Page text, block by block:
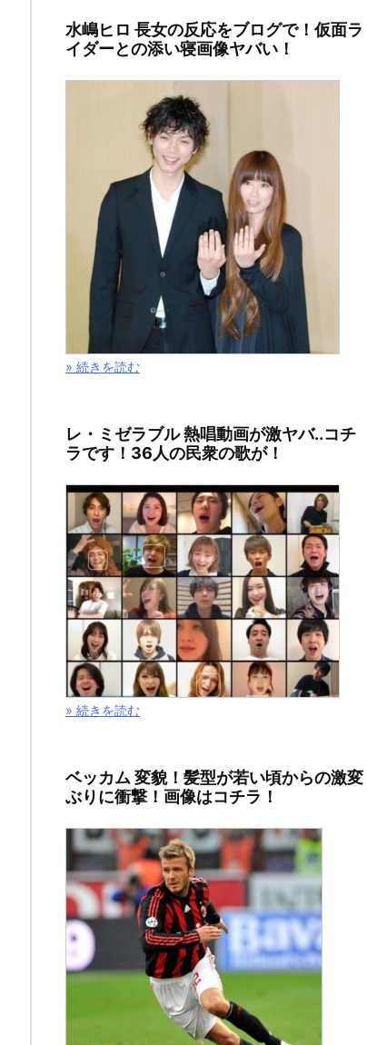
タ
バ
想！
暴
走
よ
デ
の
悲
鳴！
2018
年
12
日
2019
年
3
月
日
水嶋ヒロ 長女の反応をブログで！仮面ラ
イダーとの添い寝画像ヤバい！
» 続きを読む
レ・ミゼラブル 熱唱動画が激ヤバ..コチ
ラです！36人の民衆の歌が！
» 続きを読む
ベッカム 変貌！髪型が若い頃からの激変
ぶりに衝撃！画像はコチラ！